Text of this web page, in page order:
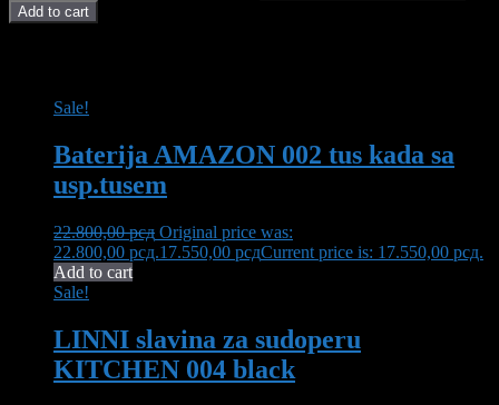
Add to cart
Sale!
Baterija AMAZON 002 tus kada sa
usp.tusem
22.800,00рсд Original price was:
22.800,00 рсд.17.550,00 рсдCurrent price is: 17.550,00 рсд.
Add to cart
Sale!
LINNI slavina za sudoperu
KITCHEN 004 black